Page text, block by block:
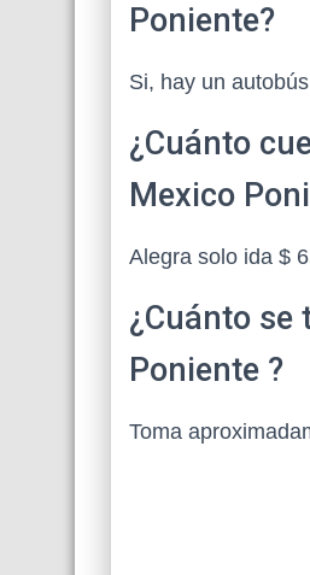
Poniente?
Si, hay un
¿Cuánto
Mexico
Alegra solo ida $
¿Cuánto se
Poniente ?
Toma